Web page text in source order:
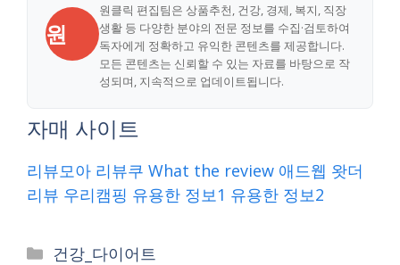
원
원클릭 편집팀은 상품추천, 건강, 경제, 복지, 직장
생활 등 다양한 분야의 전문 정보를 수집·검토하여
독자에게 정확하고 유익한 콘텐츠를 제공합니다.
모든 콘텐츠는 신뢰할 수 있는 자료를 바탕으로 작
성되며, 지속적으로 업데이트됩니다.
자매 사이트
리뷰모아 리뷰쿠 What the review 애드웹 왓더
리뷰 우리캠핑 유용한 정보1 유용한 정보2
Categories
건강_다이어트